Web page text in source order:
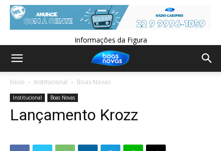
Informações da Figura
Início Institucional Boas Novas
Institucional Boas Novas
Lançamento Krozz